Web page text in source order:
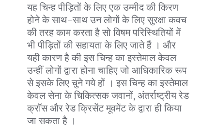
यह चिन्ह पीड़ितों के लिए एक उम्मीद की किरण
होने के साथ-साथ उन लोगों के लिए सुरक्षा कवच
की तरह काम करता है सो विषम परिस्थितियों में
भी पीड़ितों की सहायता के लिए जाते हैं । और
यही कारण है की इस चिन्ह का इस्तेमाल केवल
उन्हीं लोगों द्वारा होना चाहिए जो आधिकारिक रूप
से इसके लिए चुने गये हों । इस चिन्ह का इस्तेमाल
केवल सेना के चिकित्सक जवानों, अंतर्राष्ट्रीय रेड
क्रॉस और रेड क्रिसेंट मूवमेंट के द्वारा ही किया
जा सकता है ।